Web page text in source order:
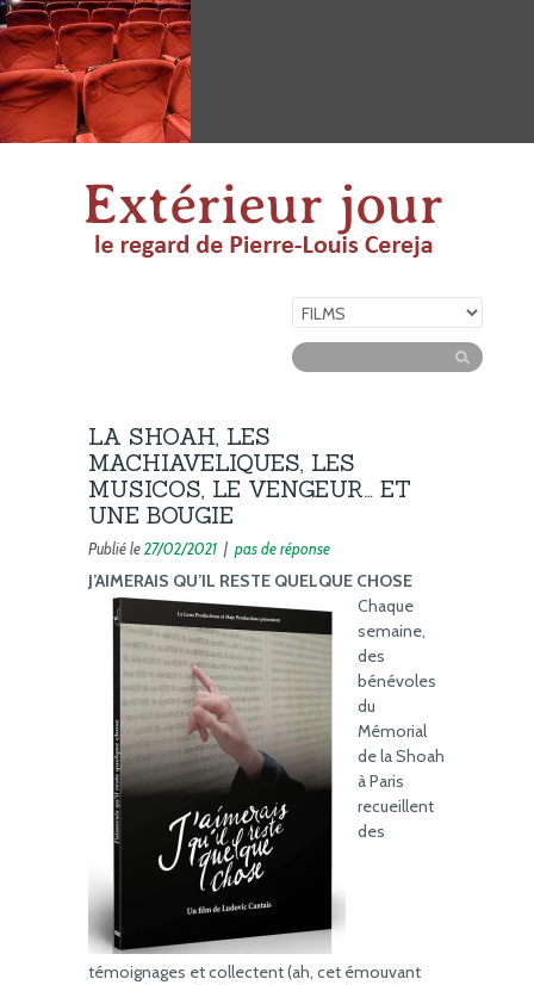
LA SHOAH, LES
MACHIAVELIQUES, LES
MUSICOS, LE VENGEUR… ET
UNE BOUGIE
Publié le27/02/2021 | pas de réponse
J’AIMERAIS QU’IL RESTE QUELQUE CHOSE
Chaque
semaine,
des
bénévoles
du
Mémorial
de la Shoah
à Paris
recueillent
des
témoignages et collectent (ah, cet émouvant